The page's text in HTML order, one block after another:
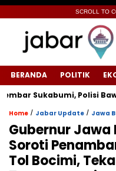
SCROLL TO
BERANDA POLITIK
Polisi Bawa ke
Home / Jabar Update / Jawa
‎Gubernur Jawa
Soroti
Tol Bocimi,